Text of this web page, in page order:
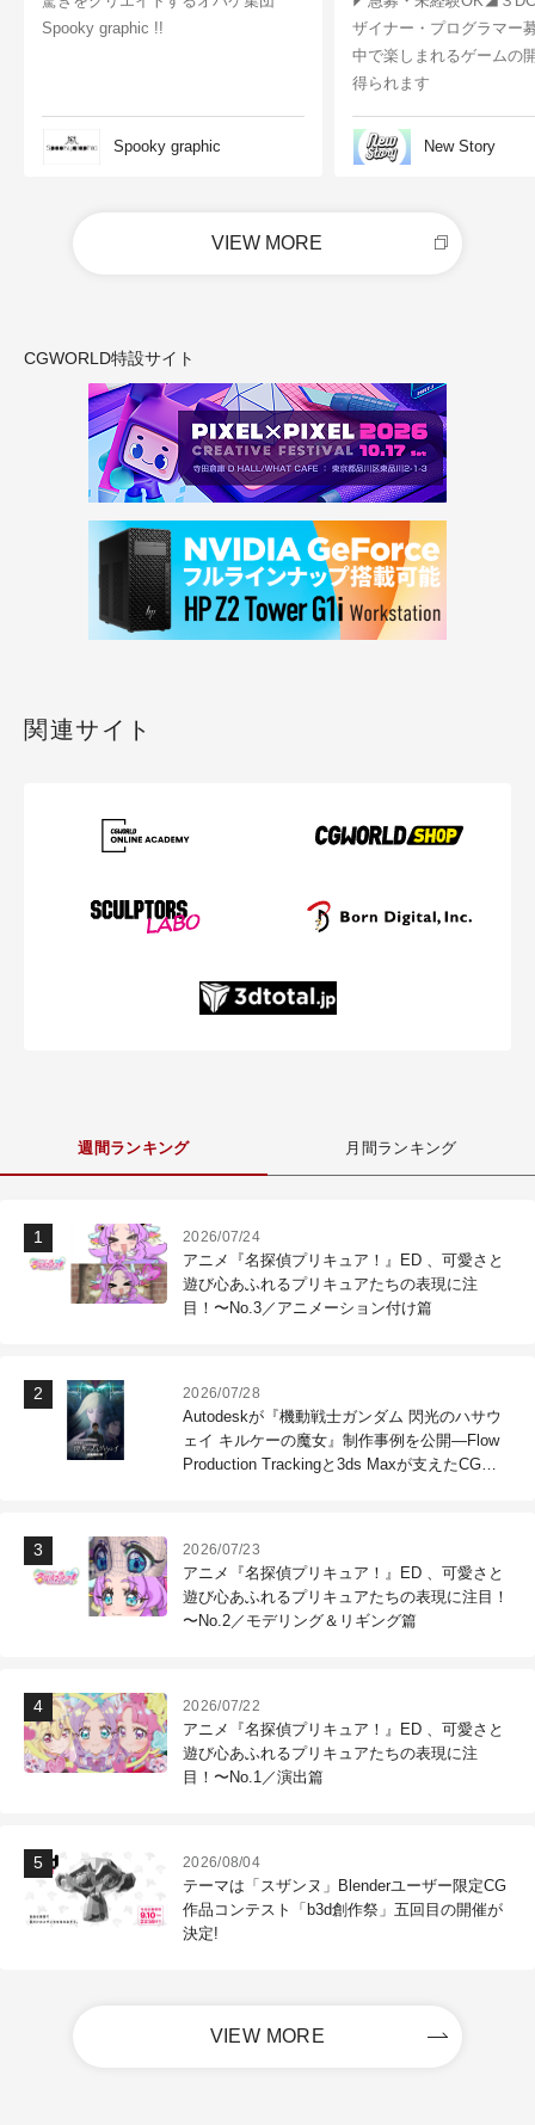
Spooky graphic !!
Spooky graphic
ザイナー・プログラマー
中で楽しまれるゲームの
得られます
New Story
VIEW MORE
CGWORLD特設サイト
関連サイト
週間ランキング 月間ランキング
2026/07/24
アニメ『名探偵プリキュア！』ED 、可愛さと
遊び心あふれるプリキュアたちの表現に注
目！〜No.3／アニメーション付け篇
2026/07/28
Autodeskが『機動戦士ガンダム 閃光のハサウ
ェイ キルケーの魔女』制作事例を公開―Flow
Production Trackingと3ds Maxが支えたCG制
2026/07/23
アニメ『名探偵プリキュア！』ED 、可愛さと
遊び心あふれるプリキュアたちの表現に注目！
〜No.2／モデリング＆リギング篇
2026/07/22
アニメ『名探偵プリキュア！』ED 、可愛さと
遊び心あふれるプリキュアたちの表現に注
目！〜No.1／演出篇
2026/08/04
テーマは「スザンヌ」Blenderユーザー限定CG
作品コンテスト「b3d創作祭」五回目の開催が
決定!
VIEW MORE